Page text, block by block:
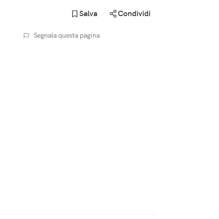
Salva Condividi
Segnala questa pagina